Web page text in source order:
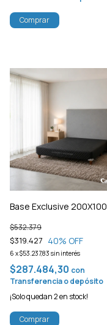
Comprar
Base Exclusive 200X100
$319.427
$532.379
40% OFF
6 x$53.237,83 sin interés
$287.484,30 con
Transferencia o depósito
¡Solo quedan2en stock!
Comprar